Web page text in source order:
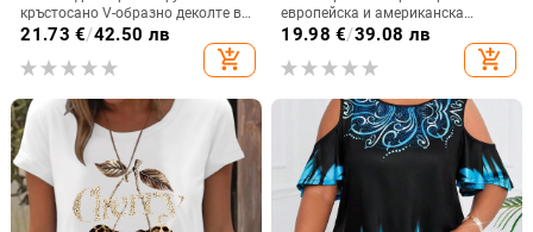
кръстосано V-образно деколте в
корейски стил, slim fit, топла
базова дреха за пролетно–
есенен и зимен сезон
21.73 €/42.50 лв
add_shopping_cart
европейска и американска
дамска модна ежедневна риза с
деветточков ръкав и назъбено V-
образно деколте за жени
19.98 €/39.08 лв
add_shopping_cart